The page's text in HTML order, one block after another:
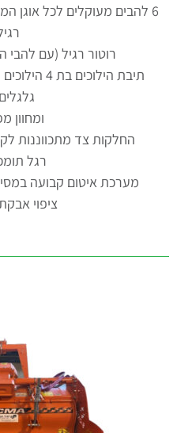
6 להבים מעוקלים לכל אוגן
רוטור רגיל (עם להבי
ומחוון
החלקות צד מתכווננות
רגל
מערכת איטום קבועה
ציפוי